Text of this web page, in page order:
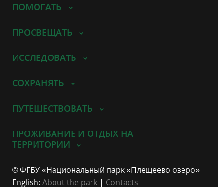
ПОМОГАТЬ
ПРОСВЕЩАТЬ
ИССЛЕДОВАТЬ
СОХРАНЯТЬ
ПУТЕШЕСТВОВАТЬ
ПРОЖИВАНИЕ И ОТДЫХ НА
ТЕРРИТОРИИ
© ФГБУ «Национальный парк «Плещеево озеро»
English: About the park | Contacts